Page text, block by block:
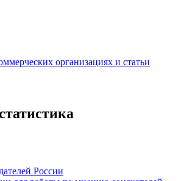
организациях и статьи
России